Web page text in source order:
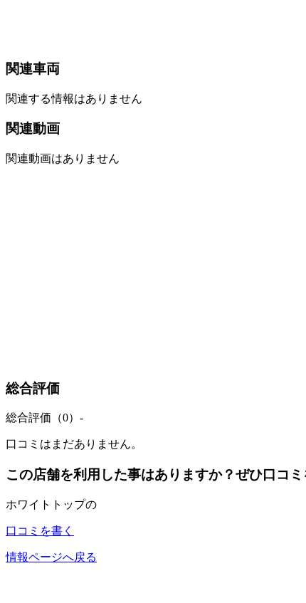
関連車両
関連する情報はありません
関連動画
関連動画はありません
総合評価
総合評価（0） -
口コミはまだありません。
この店舗を利用した事はありますか？ぜひ口コミ
ホワイトトップの
口コミを書く
情報ページへ戻る